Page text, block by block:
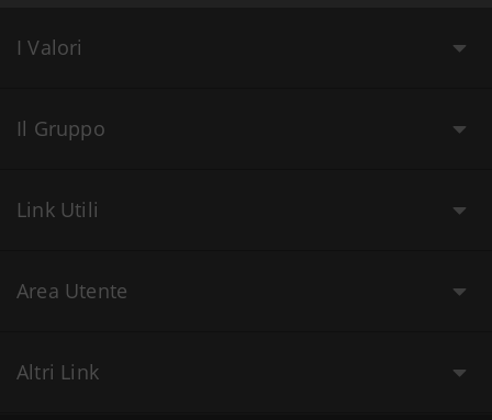
I Valori
Il Gruppo
Link Utili
Area Utente
Altri Link